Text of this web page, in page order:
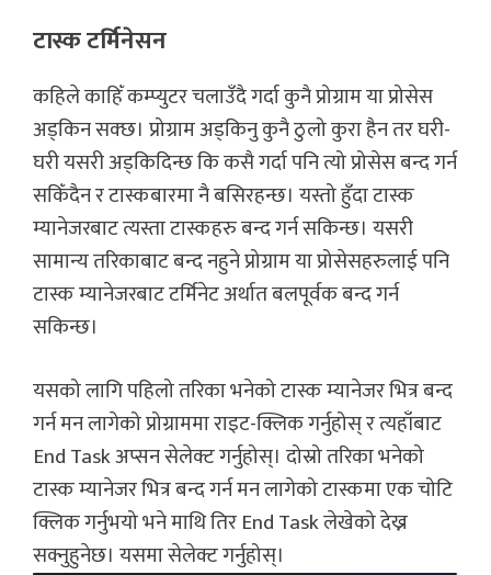
टास्क टर्मिनेसन
कहिले काहिँ कम्प्युटर चलाउँदै गर्दा कुनै प्रोग्राम या प्रोसेस
अड्किन सक्छ। प्रोग्राम अड्किनु कुनै ठुलो कुरा हैन तर घरी-
घरी यसरी अड्किदिन्छ कि कसै गर्दा पनि त्यो प्रोसेस बन्द गर्न
सकिँदैन र टास्कबारमा नै बसिरहन्छ। यस्तो हुँदा टास्क
म्यानेजरबाट त्यस्ता टास्कहरु बन्द गर्न सकिन्छ। यसरी
सामान्य तरिकाबाट बन्द नहुने प्रोग्राम या प्रोसेसहरुलाई पनि
टास्क म्यानेजरबाट टर्मिनेट अर्थात बलपूर्वक बन्द गर्न
सकिन्छ।
यसको लागि पहिलो तरिका भनेको टास्क म्यानेजर भित्र बन्द
गर्न मन लागेको प्रोग्राममा राइट-क्लिक गर्नुहोस् र त्यहाँबाट
End Task अप्सन सेलेक्ट गर्नुहोस्। दोस्रो तरिका भनेको
टास्क म्यानेजर भित्र बन्द गर्न मन लागेको टास्कमा एक चोटि
क्लिक गर्नुभयो भने माथि तिर End Task लेखेको देख्न
सक्नुहुनेछ। यसमा सेलेक्ट गर्नुहोस्।